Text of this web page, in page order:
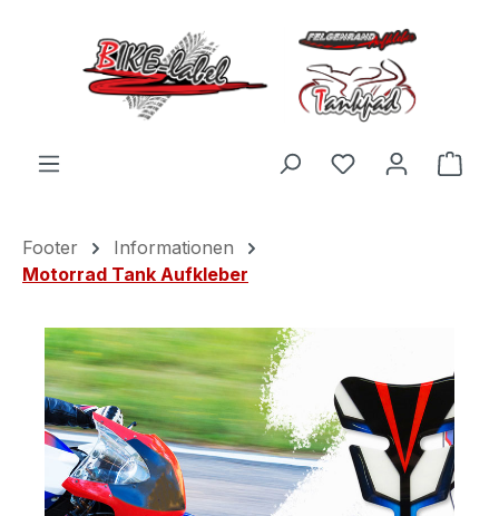
Zum Hauptinhalt springen
Du hast 0
Footer
Informationen
Motorrad Tank Aufkleber